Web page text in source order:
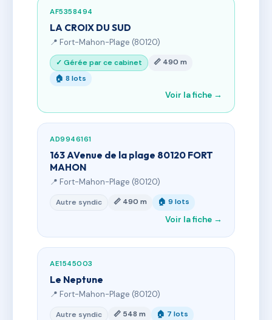
AF5358494
LA CROIX DU SUD
📍 Fort-Mahon-Plage (80120)
✓ Gérée par ce cabinet
📏 490 m
🏠 8 lots
Voir la fiche →
AD9946161
163 AVenue de la plage 80120 FORT
MAHON
📍 Fort-Mahon-Plage (80120)
Autre syndic 📏 490 m 🏠 9 lots
Voir la fiche →
AE1545003
Le Neptune
📍 Fort-Mahon-Plage (80120)
Autre syndic 📏 548 m 🏠 7 lots